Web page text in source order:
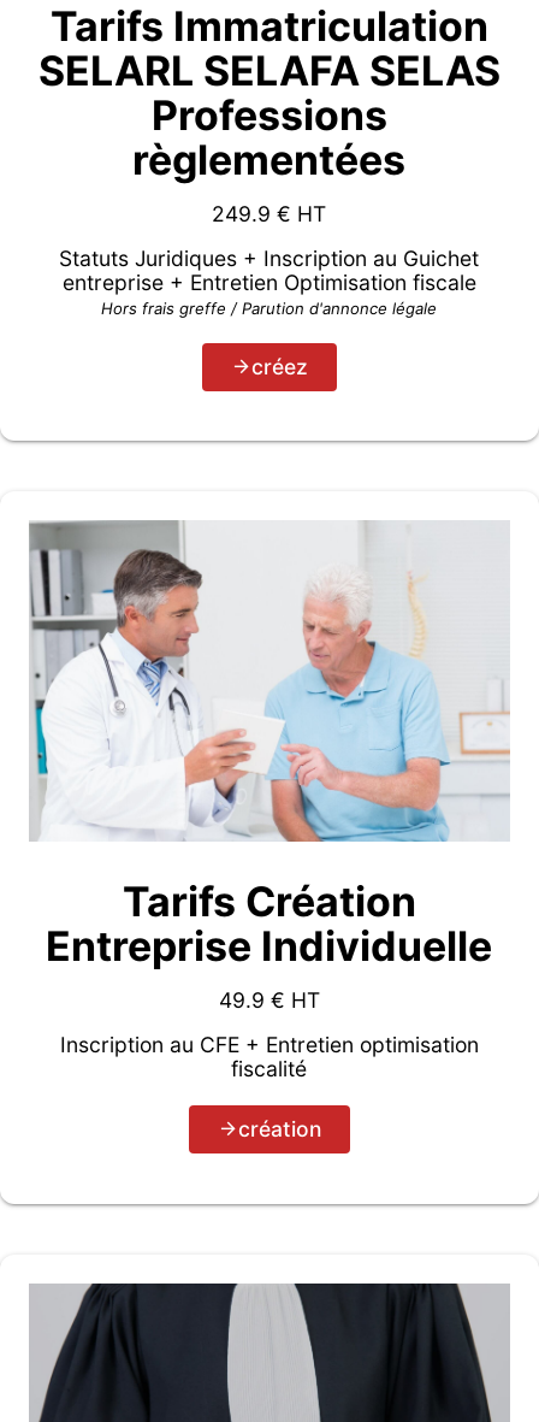
Tarifs Immatriculation
SELARL SELAFA SELAS
Professions
règlementées
249.9 € HT
Statuts Juridiques + Inscription au Guichet
entreprise + Entretien Optimisation fiscale
Hors frais greffe / Parution d'annonce légale
créez
Tarifs Création
Entreprise Individuelle
49.9 € HT
Inscription au CFE + Entretien optimisation
fiscalité
création